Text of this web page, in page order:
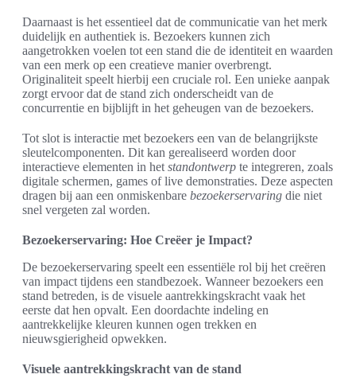
Daarnaast is het essentieel dat de communicatie van het merk
duidelijk en authentiek is. Bezoekers kunnen zich
aangetrokken voelen tot een stand die de identiteit en waarden
van een merk op een creatieve manier overbrengt.
Originaliteit speelt hierbij een cruciale rol. Een unieke aanpak
zorgt ervoor dat de stand zich onderscheidt van de
concurrentie en bijblijft in het geheugen van de bezoekers.
Tot slot is interactie met bezoekers een van de belangrijkste
sleutelcomponenten. Dit kan gerealiseerd worden door
interactieve elementen in het standontwerp te integreren, zoals
digitale schermen, games of live demonstraties. Deze aspecten
dragen bij aan een onmiskenbare bezoekerservaring die niet
snel vergeten zal worden.
Bezoekerservaring: Hoe Creëer je Impact?
De bezoekerservaring speelt een essentiële rol bij het creëren
van impact tijdens een standbezoek. Wanneer bezoekers een
stand betreden, is de visuele aantrekkingskracht vaak het
eerste dat hen opvalt. Een doordachte indeling en
aantrekkelijke kleuren kunnen ogen trekken en
nieuwsgierigheid opwekken.
Visuele aantrekkingskracht van de stand